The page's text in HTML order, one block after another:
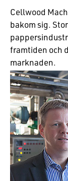
Cellwood
bakom sig.
framtiden och
marknaden.